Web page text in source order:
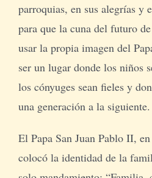
parroquias, en sus alegrías y
para que la cuna del futuro
usar la propia imagen del
ser un lugar donde los niños
los cónyuges sean fieles y
una generación a la siguiente.
El Papa San Juan Pablo II, en
colocó la identidad de la